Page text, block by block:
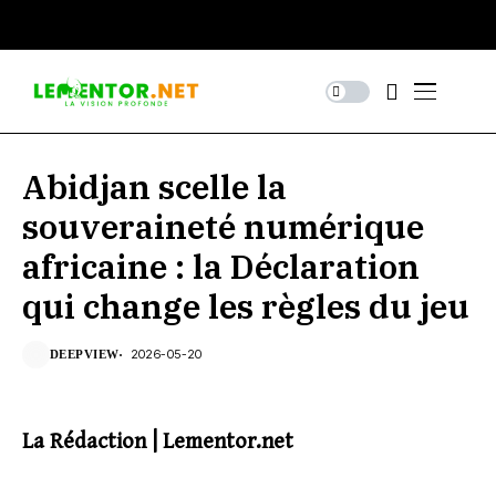
Abidjan scelle la
souveraineté numérique
africaine : la Déclaration
qui change les règles du jeu
DEEPVIEW 2026-05-20
La Rédaction | Lementor.net